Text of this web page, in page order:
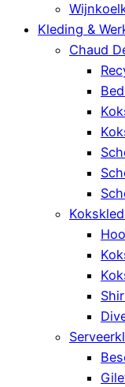
Kleding &
Chaud